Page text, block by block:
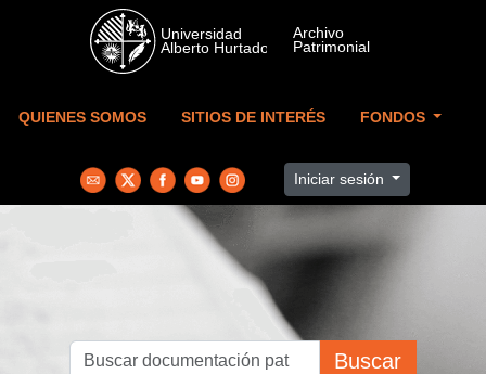
Skip to main content
QUIENES SOMOS SITIOS DE INTERÉS FONDOS
Iniciar sesión
Buscar